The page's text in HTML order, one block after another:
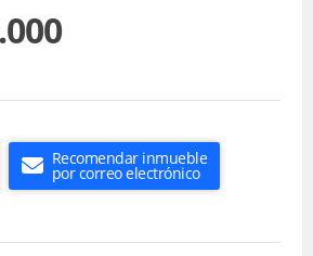
Recomendar inmueble
por correo electrónico